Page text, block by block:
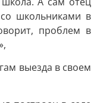
школьниками в
проблем в
выезда в своем